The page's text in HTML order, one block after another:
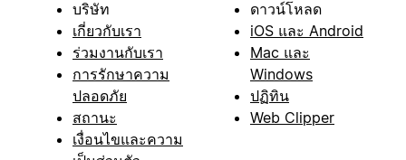
บริษัท
เกี่ยวกับเรา
ร่วมงานกับเรา
การรักษาความ
ปลอดภัย
สถานะ
เงื่อนไขและความ
ดาวน์โหลด
iOS และ Android
Mac และ
Windows
ปฏิทิน
Web Clipper